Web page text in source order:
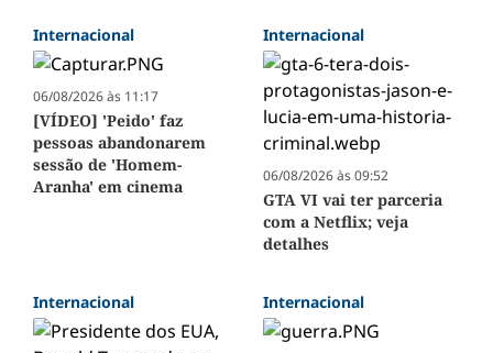
Internacional
06/08/2026 às 11:17
[VÍDEO] 'Peido' faz
pessoas abandonarem
sessão de 'Homem-
Aranha' em cinema
Internacional
06/08/2026 às 09:52
GTA VI vai ter parceria
com a Netflix; veja
detalhes
Internacional Internacional